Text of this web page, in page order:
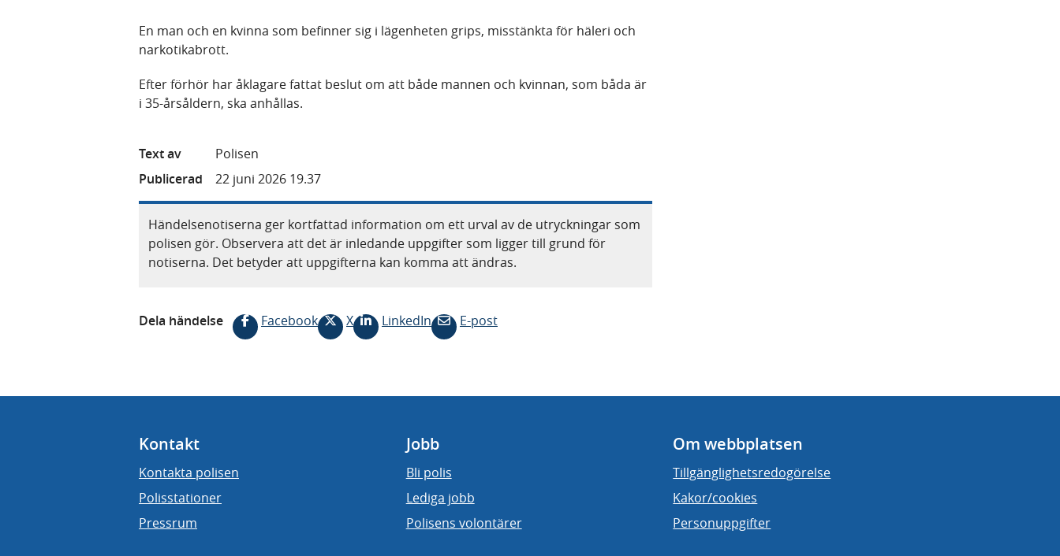
En man och en kvinna som befinner sig i lägenheten grips, misstänkta för häleri och
narkotikabrott.
Efter förhör har åklagare fattat beslut om att både mannen och kvinnan, som båda är
i 35-årsåldern, ska anhållas.
Text av
Polisen
Publicerad
22 juni 2026 19.37
Händelsenotiserna ger kortfattad information om ett urval av de utryckningar som
polisen gör. Observera att det är inledande uppgifter som ligger till grund för
notiserna. Det betyder att uppgifterna kan komma att ändras.
Dela händelse Facebook X LinkedIn E-post
Kontakt
Kontakta polisen
Polisstationer
Pressrum
Jobb
Bli polis
Lediga jobb
Polisens volontärer
Om webbplatsen
Tillgänglighetsredogörelse
Kakor/cookies
Personuppgifter